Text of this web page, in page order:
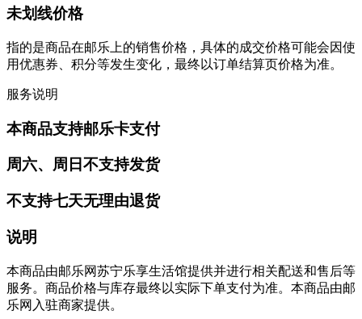
未划线价格
指的是商品在邮乐上的销售价格，具体的成交价格可能会因使
用优惠券、积分等发生变化，最终以订单结算页价格为准。
服务说明
本商品支持邮乐卡支付
周六、周日不支持发货
不支持七天无理由退货
说明
本商品由邮乐网苏宁乐享生活馆提供并进行相关配送和售后等
服务。商品价格与库存最终以实际下单支付为准。本商品由邮
乐网入驻商家提供。